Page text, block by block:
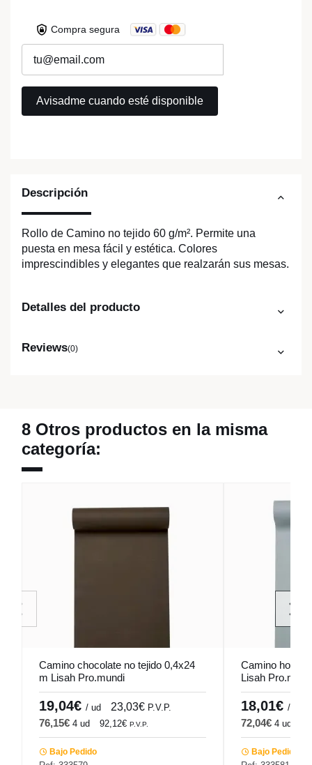
Descripción
Rollo de Camino no tejido 60 g/m². Permite una
puesta en mesa fácil y estética. Colores
imprescindibles y elegantes que realzarán sus mesas.
Detalles del producto
Reviews(0)
Compra segura
8 Otros productos en la misma
categoría:
Camino chocolate no tejido 0,4x24
m Lisah Pro.mundi
19,04€ / ud 23,03€ P.V.P.
76,15€ 4 ud 92,12€ P.V.P.
Bajo Pedido
Camino
Lisah
18,01€ / ud
72,04€ 4 ud
Bajo Pedido